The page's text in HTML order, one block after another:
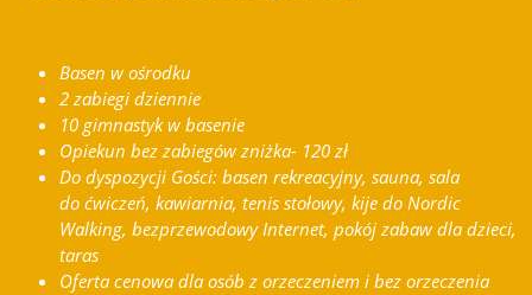
Basen w ośrodku
2 zabiegi dziennie
10 gimnastyk w basenie
Opiekun bez zabiegów zniżka- 120 zł
Do dyspozycji Gości: basen rekreacyjny, sauna, sala
do ćwiczeń, kawiarnia, tenis stołowy, kije do Nordic
Walking, bezprzewodowy Internet, pokój zabaw dla dzieci,
taras
Oferta cenowa dla osób z orzeczeniem i bez orzeczenia